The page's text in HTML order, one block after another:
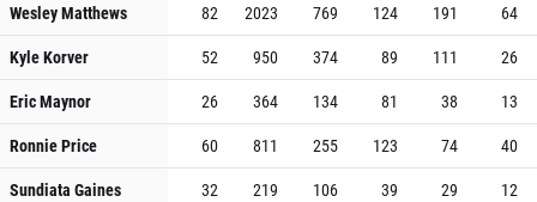
Wesley Matthews
82 2023 769 124 191
64
Kyle Korver
52 950 374 89 111
26
Eric Maynor
26 364 134 81 38
13
Ronnie Price
60 811 255 123 74
40
Sundiata Gaines
32 219 106 39 29
12